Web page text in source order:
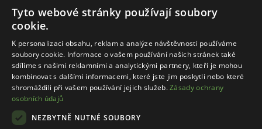
1 3
Bezpečné nakupování
s certifikátem SSL
Doprava zdarma
Tyto webové stránky používají soubory
cookie.
K personalizaci obsahu, reklam a analýze návštěvnosti používáme
soubory cookie. Informace o vašem používání našich stránek také
sdílíme s našimi reklamními a analytickými partnery, kteří je mohou
kombinovat s dalšími informacemi, které jste jim poskytli nebo které
shromáždili při vašem používání jejich služeb.Zásady ochrany
osobních údajů
NEZBYTNĚ NUTNÉ SOUBORY